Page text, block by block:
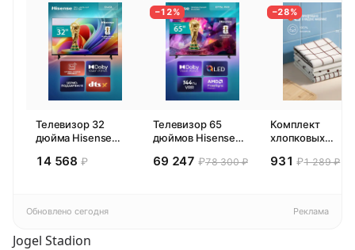
Телевизор 32
дюйма Hisense
Смарт ТВ HD
14 568 ₽
−12%
Телевизор 65
дюймов Hisense
(2026) Смарт ТВ
69 247 ₽78 300 ₽
−28%
Комплект
хлопковых
полотенец 4 шт,
931₽1 289 ₽
Обновлено сегодня Реклама
Jogel Stadion